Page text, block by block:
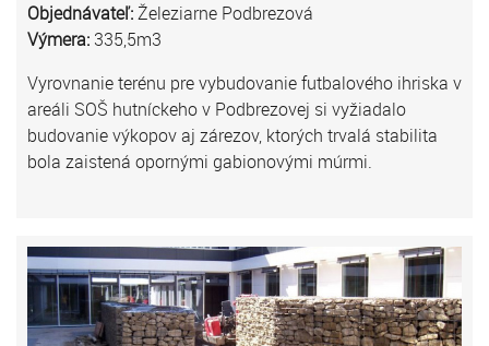
Objednávateľ:Železiarne Podbrezová
Výmera: 335,5m3
Vyrovnanie terénu pre vybudovanie futbalového ihriska v
areáli SOŠ hutníckeho v Podbrezovej si vyžiadalo
budovanie výkopov aj zárezov, ktorých trvalá stabilita
bola zaistená opornými gabionovými múrmi.